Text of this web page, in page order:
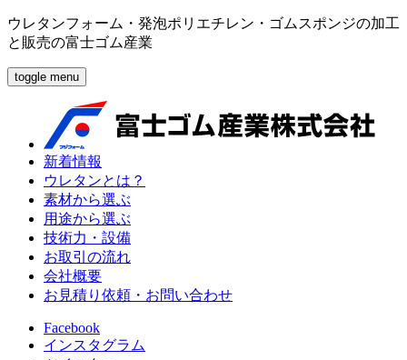
ウレタンフォーム・発泡ポリエチレン・ゴムスポンジの加工
と販売の富士ゴム産業
toggle menu
新着情報
ウレタンとは？
素材から選ぶ
用途から選ぶ
技術力・設備
お取引の流れ
会社概要
お見積り依頼・お問い合わせ
Facebook
インスタグラム